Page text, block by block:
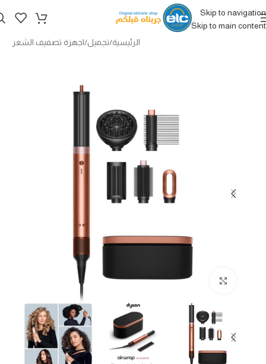
Skip to navigation
Skip to main content
الرئيسية/تجميل/اجهزة تصفيف الشعر
Click to enlarge